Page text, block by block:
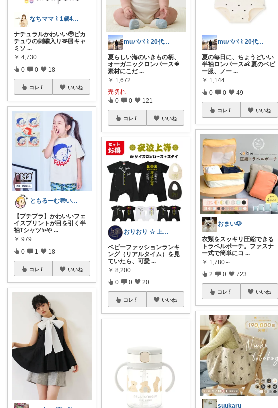
なちママ ⌇ 1歳4歳ママ
ナチュラルかわいい🥹ピカ
チュウの刺繍入り‪‪‪🫶🏻︎‪キャ
ミソ ...
￥ 4,730
0 0 18
コレ いいね
ともるーむ🉐いいものみっけ‼️
【プチプラ】かわいいフェ
イスプリントが目を引く半
袖Tシャツ✨や ...
￥ 979
0 1 18
コレ いいね
muパパ ⌇ 20代パパの子育て
夏らしい海のいきもの柄、
オーガニックロンパース🐠
素材にこだ ...
￥ 1,672
売切れ
0 0 121
コレ いいね
おりおり ☆ 上限🙏
ベビーファッションランキ
ング（リアルタイム）を見
ていたら、可愛 ...
￥ 8,200
0 0 20
コレ いいね
muパパ ⌇ 20代パパの子育て
夏の毎日に、ちょうどいい
半袖ロンパース👶 夏のベビ
ー服、ノー ...
￥ 1,144
0 0 49
コレ いいね
おまい🐶
衣類をスッキリ圧縮できる
トラベルポーチ。ファスナ
ー式で簡単にコ ...
￥ 1,780～
2 0 723
コレ いいね
suukaru